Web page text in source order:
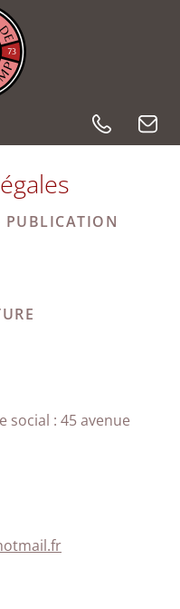
PUBLICATION
social : 45 avenue